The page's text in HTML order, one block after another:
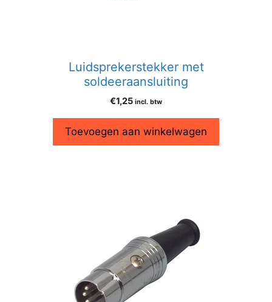
Luidsprekerstekker met
soldeeraansluiting
€1,25 incl. btw
Toevoegen aan winkelwagen